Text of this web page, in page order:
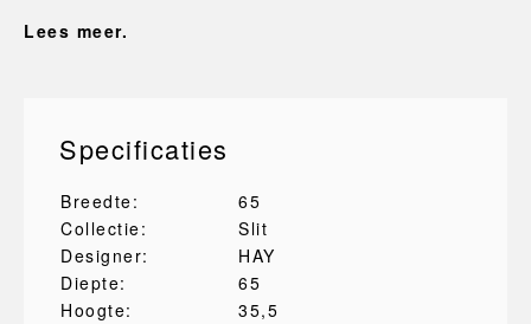
Lees meer.
Specificaties
Breedte:
65
Collectie:
Slit
Designer:
HAY
Diepte:
65
Hoogte:
35,5